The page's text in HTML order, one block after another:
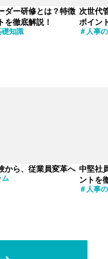
ダー研修とは？特徴
を徹底解説！
礎知識
次世代
ポイン
人事
から、従業員変革へ
ム
中堅社
ントを
人事